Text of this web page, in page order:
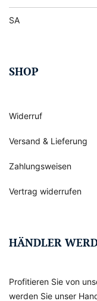
SA
SHOP
Widerruf
Versand & Lieferung
Zahlungsweisen
Vertrag widerrufen
HÄNDLER
Profitieren Sie von
werden Sie unser